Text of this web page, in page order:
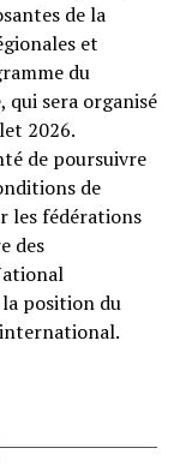
de la
et
du
qui sera organisé
2026.
de poursuivre
de
les fédérations
des
position du